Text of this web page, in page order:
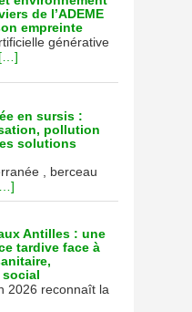
de l’ADEME
empreinte
générative
[…]
en sursis :
pollution
solutions
, berceau
Antilles : une
tardive face à
2026 reconnaît la